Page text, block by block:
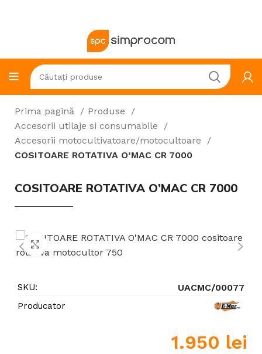
Prima pagină
Produse
Accesorii utilaje si consumabile
Accesorii motocultivatoare/motocultoare
COSITOARE ROTATIVA O’MAC CR 7000
COSITOARE ROTATIVA O’MAC CR 7000
SKU: UACMC/00077
Producator
1.950 lei